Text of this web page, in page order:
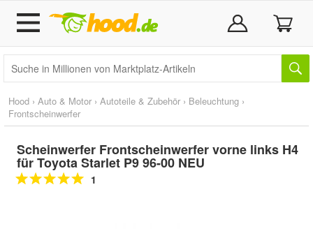
Hood › Auto & Motor › Autoteile & Zubehör › Beleuchtung ›
Frontscheinwerfer
Scheinwerfer Frontscheinwerfer vorne links H4
für Toyota Starlet P9 96-00 NEU
1